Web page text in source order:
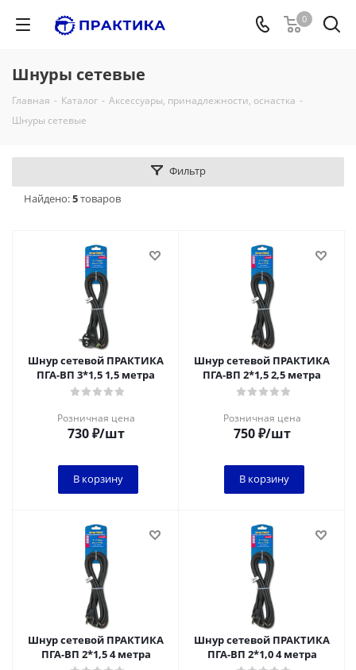
0
Шнуры сетевые
Главная - Каталог - Аксессуары, принадлежности, оснастка -
Шнуры сетевые
Фильтр
Найдено:5товаров
Шнур сетевой ПРАКТИКА
ПГА-ВП 3*1,5 1,5 метра
Розничная цена
730₽/шт
В корзину
Шнур сетевой ПРАКТИКА
ПГА-ВП 2*1,5 2,5 метра
Розничная цена
750₽/шт
В корзину
Шнур сетевой ПРАКТИКА
ПГА-ВП 2*1,5 4 метра
Шнур сетевой ПРАКТИКА
ПГА-ВП 2*1,0 4 метра